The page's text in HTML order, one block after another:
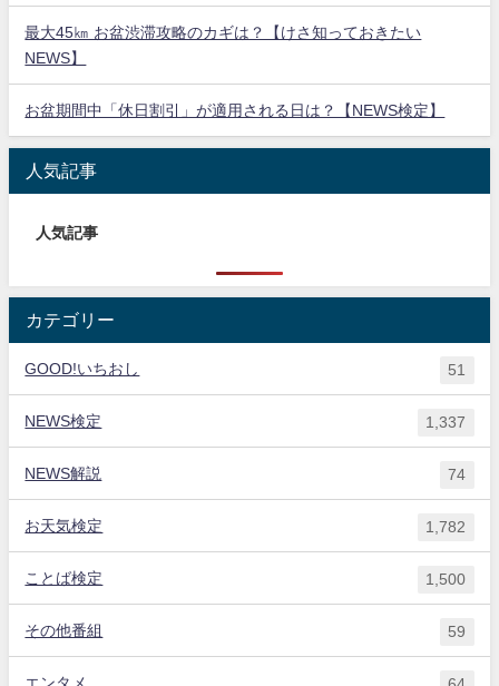
最大45㎞ お盆渋滞攻略のカギは？【けさ知っておきたい
NEWS】
お盆期間中「休日割引」が適用される日は？【NEWS検定】
人気記事
人気記事
カテゴリー
GOOD!いちおし 51
NEWS検定 1,337
NEWS解説 74
お天気検定 1,782
ことば検定 1,500
その他番組 59
エンタメ